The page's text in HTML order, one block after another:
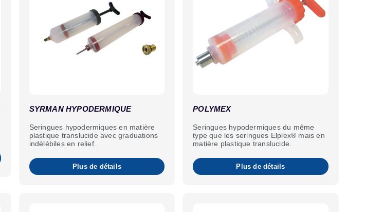
SYRMAN HYPODERMIQUE
Seringues hypodermiques en matière
plastique translucide avec graduations
indélébiles en relief.
Plus de détails
POLYMEX
Seringues hypodermiques du même
type que les seringues Elplex® mais en
matière plastique translucide.
Plus de détails